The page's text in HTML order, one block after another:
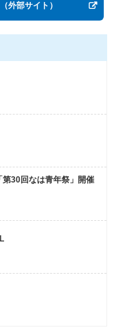
（外部サイト）
30回なは青年祭」開催